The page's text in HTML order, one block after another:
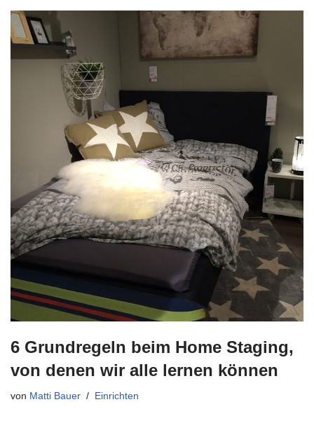
6 Grundregeln beim Home Staging,
von denen wir alle lernen können
von Matti Bauer Einrichten